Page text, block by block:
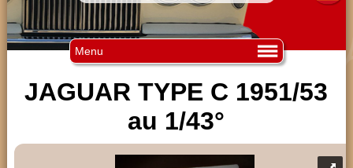
Menu
JAGUAR TYPE C 1951/53
au 1/43°